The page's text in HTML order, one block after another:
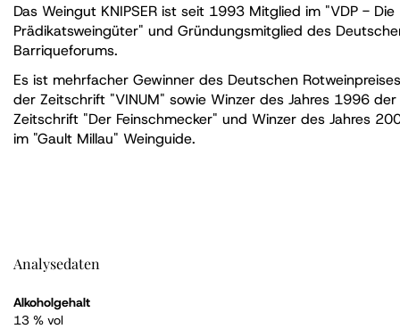
Das Weingut KNIPSER ist seit 1993 Mitglied im "VDP - Die
Prädikatsweingüter" und Gründungsmitglied des
Barriqueforums.
Es ist mehrfacher Gewinner des Deutschen Rotweinpreises
der Zeitschrift "VINUM" sowie Winzer des Jahres 1996 der
Zeitschrift "Der Feinschmecker" und Winzer des Jahres
im "Gault Millau" Weinguide.
Analysedaten
Alkoholgehalt
13 % vol